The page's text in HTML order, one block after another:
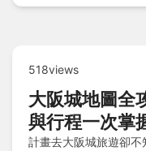
518views
大阪城地圖全
與行程一次掌
計畫去大阪城旅遊卻